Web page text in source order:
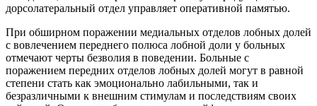
дорсолатеральный отдел управляет оперативной памятью.
При обширном поражении медиальных отделов лобных долей
с вовлечением переднего полюса лобной доли у больных
отмечают черты безволия в поведении. Больные с
поражением передних отделов лобных долей могут в равной
степени стать как эмоционально лабильными, так и
безразличными к внешним стимулам и последствиям своих